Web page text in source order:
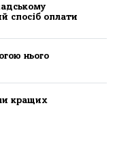
спосіб оплати
нього
кращих